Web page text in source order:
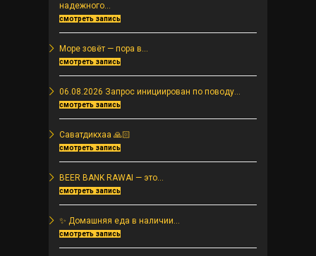
надежного...
смотреть запись
Море зовёт — пора в...
смотреть запись
06.08.2026 Запрос инициирован по поводу...
смотреть запись
Саватдикхаа 🙏🏻
смотреть запись
BEER BANK RAWAI — это...
смотреть запись
✨ Домашняя еда в наличии...
смотреть запись